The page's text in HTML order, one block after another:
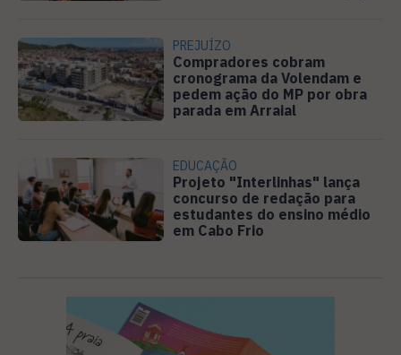
PREJUÍZO
Compradores cobram
cronograma da Volendam e
pedem ação do MP por obra
parada em Arraial
EDUCAÇÃO
Projeto "Interlinhas" lança
concurso de redação para
estudantes do ensino médio
em Cabo Frio